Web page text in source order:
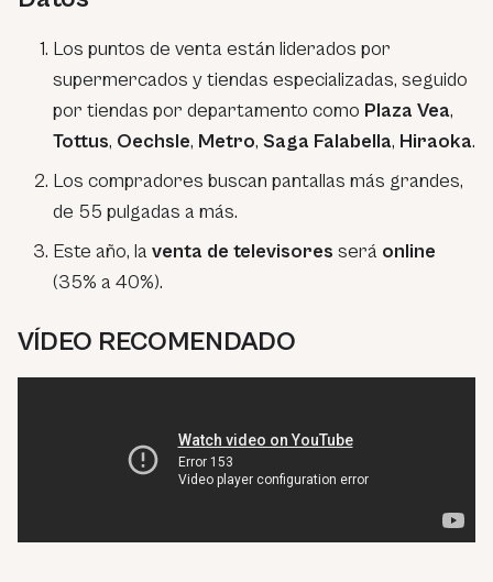
Los puntos de venta están liderados por
supermercados y tiendas especializadas, seguido
por tiendas por departamento como Plaza Vea,
Tottus, Oechsle, Metro, Saga Falabella, Hiraoka.
Los compradores buscan pantallas más grandes,
de 55 pulgadas a más.
Este año, la venta de televisores será online
(35% a 40%).
VÍDEO RECOMENDADO